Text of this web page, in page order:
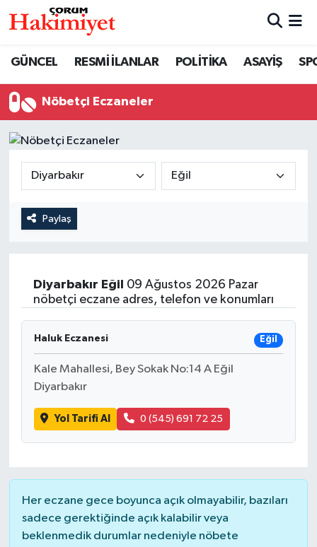
GÜNCEL RESMİ İLANLAR POLİTİKA ASAYİŞ
Nöbetçi Eczaneler
Paylaş
Diyarbakır Eğil
09 Ağustos 2026 Pazar
nöbetçi eczane adres, telefon ve konumları
Haluk Eczanesi Eğil
Kale Mahallesi, Bey Sokak No:14 A Eğil
Diyarbakır
Yol Tarifi Al 0 (545) 691 72 25
Her eczane gece boyunca açık olmayabilir, bazıları
sadece gerektiğinde açık kalabilir veya
beklenmedik durumlar nedeniyle nöbete
ASAYİŞ
GÜNCEL
EĞİTİM
İLÇELER
TEKNOLOJİ
Nöbetçi Eczaneler
Trafik Durumu
Tüm Manşetler
Haber Arşivi